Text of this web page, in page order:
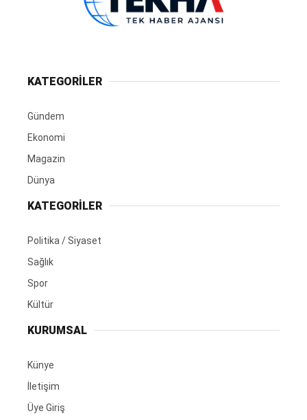
KATEGORİLER
Gündem
Ekonomi
Magazin
Dünya
KATEGORİLER
Politika / Siyaset
Sağlık
Spor
Kültür
KURUMSAL
Künye
İletişim
Üye Giriş